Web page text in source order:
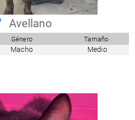
Avellano
Género Tamaño
Macho Medio